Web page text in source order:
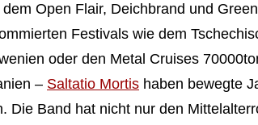
dem Open Flair, Deichbrand und
Festivals wie dem
oder den Metal Cruises
– Saltatio Mortis haben bewegte
Die Band hat nicht nur den